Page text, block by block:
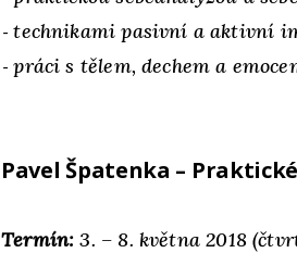
‑ technikami pasivní a aktivní
‑ práci s tělem, dechem a
Pavel Špatenka –
Termín: 3. – 8. května 2018